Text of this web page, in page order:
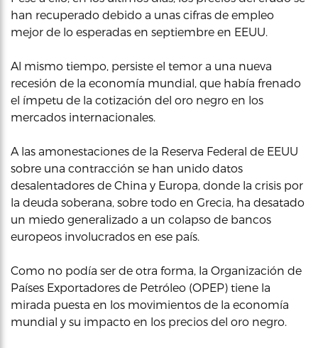
han recuperado debido a unas cifras de empleo
mejor de lo esperadas en septiembre en EEUU.
Al mismo tiempo, persiste el temor a una nueva
recesión de la economía mundial, que había frenado
el ímpetu de la cotización del oro negro en los
mercados internacionales.
A las amonestaciones de la Reserva Federal de EEUU
sobre una contracción se han unido datos
desalentadores de China y Europa, donde la crisis por
la deuda soberana, sobre todo en Grecia, ha desatado
un miedo generalizado a un colapso de bancos
europeos involucrados en ese país.
Como no podía ser de otra forma, la Organización de
Países Exportadores de Petróleo (OPEP) tiene la
mirada puesta en los movimientos de la economía
mundial y su impacto en los precios del oro negro.